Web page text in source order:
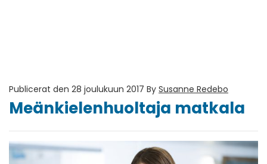
Publicerat den 28 joulukuun 2017 By Susanne Redebo
Meänkielenhuoltaja matkala